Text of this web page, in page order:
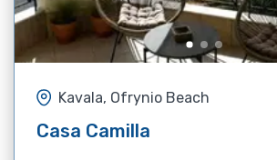
Kavala, Ofrynio Beach
Casa Camilla